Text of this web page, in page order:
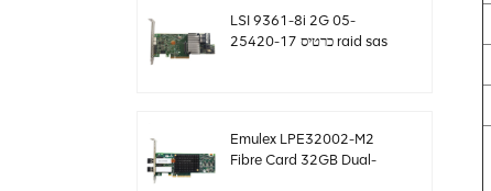
LSI 9361-8i 2G 05-
25420-17 כרטיס raid sas
Emulex LPE32002-M2
Fibre Card 32GB Dual-